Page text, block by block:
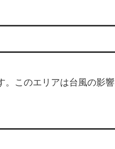
。このエリアは台風の影響